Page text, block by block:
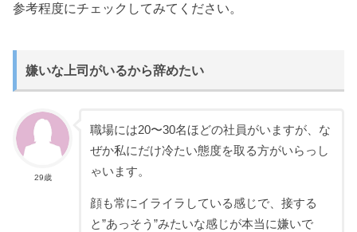
参考程度にチェックしてみてください。
嫌いな上司がいるから辞めたい
29歳
職場には20〜30名ほどの社員がいますが、な
ぜか私にだけ冷たい態度を取る方がいらっし
ゃいます。
顔も常にイライラしている感じで、接する
と”あっそう”みたいな感じが本当に嫌いで